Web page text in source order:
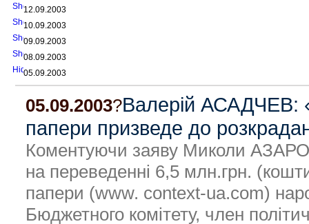
12.09.2003
10.09.2003
09.09.2003
08.09.2003
05.09.2003
05.09.2003?Валерій АСАДЧЕВ:
папери призведе до
Коментуючи заяву Миколи
на переведенні 6,5 млн.грн.
папери (www. context-ua.com)
Бюджетного комітету, член